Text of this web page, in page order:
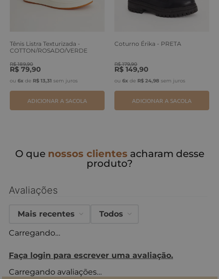
Tênis Listra Texturizada -
COTTON/ROSADO/VERDE
R$ 189,90
R$ 79,90
ou 6x de R$ 13,31 sem juros
ADICIONAR A SACOLA
Coturno Érika - PRETA
R$ 179,90
R$ 149,90
ou 6x de R$ 24,98 sem juros
ADICIONAR A SACOLA
O que nossos clientes acharam desse
produto?
Avaliações
Carregando…
Faça login para escrever uma avaliação.
Mais recentes Todos
Carregando avaliações…